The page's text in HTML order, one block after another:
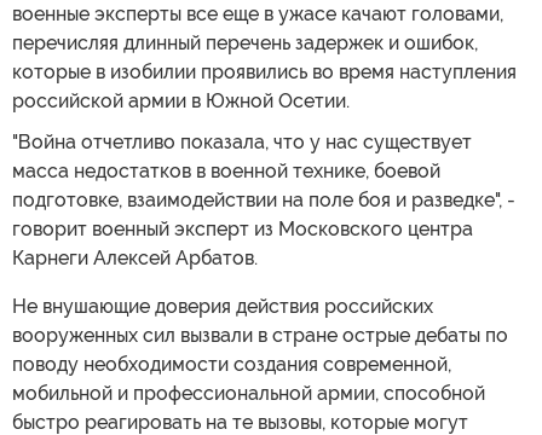
военные эксперты все еще в ужасе качают головами,
перечисляя длинный перечень задержек и ошибок,
которые в изобилии проявились во время наступления
российской армии в Южной Осетии.
"Война отчетливо показала, что у нас существует
масса недостатков в военной технике, боевой
подготовке, взаимодействии на поле боя и разведке", -
говорит военный эксперт из Московского центра
Карнеги Алексей Арбатов.
Не внушающие доверия действия российских
вооруженных сил вызвали в стране острые дебаты по
поводу необходимости создания современной,
мобильной и профессиональной армии, способной
быстро реагировать на те вызовы, которые могут